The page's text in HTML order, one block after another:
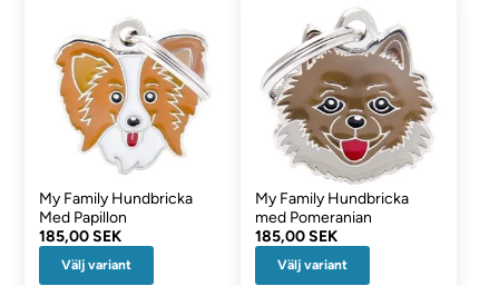
My Family Hundbricka
Med Papillon
185,00 SEK
Välj variant
My Family Hundbricka
med Pomeranian
185,00 SEK
Välj variant